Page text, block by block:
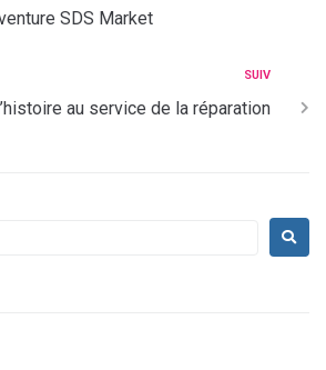
SDS Market
SUIV
au service de la réparation